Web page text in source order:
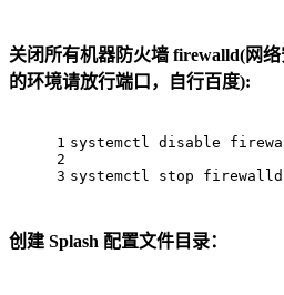
关闭所有机器防火墙 firewalld(网
的环境请放行端口，自行百度):
1
2
3
systemctl disable
systemctl stop firewalld
创建 Splash 配置文件目录：